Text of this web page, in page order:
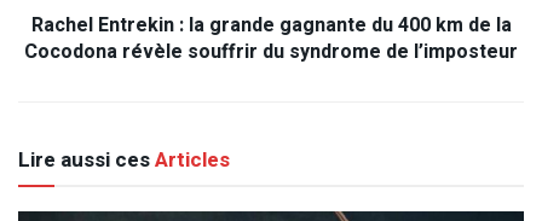
Rachel Entrekin : la grande gagnante du 400 km de la
Cocodona révèle souffrir du syndrome de l’imposteur
Lire aussi cesArticles